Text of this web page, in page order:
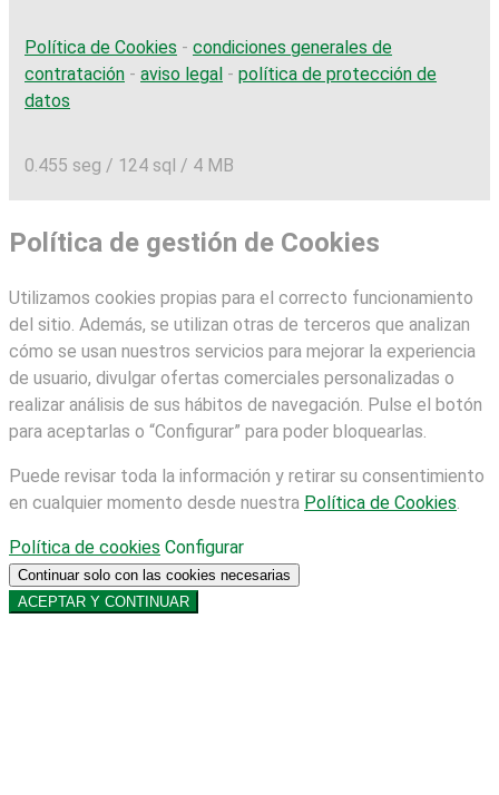
Política de Cookies - condiciones generales de
contratación - aviso legal - política de protección de
datos
0.455 seg / 124 sql / 4 MB
Política de gestión de Cookies
Utilizamos cookies propias para el correcto funcionamiento
del sitio. Además, se utilizan otras de terceros que analizan
cómo se usan nuestros servicios para mejorar la experiencia
de usuario, divulgar ofertas comerciales personalizadas o
realizar análisis de sus hábitos de navegación. Pulse el botón
para aceptarlas o “Configurar” para poder bloquearlas.
Puede revisar toda la información y retirar su consentimiento
en cualquier momento desde nuestra Política de Cookies.
Política de cookies Configurar
Continuar solo con las cookies necesarias
ACEPTAR Y CONTINUAR